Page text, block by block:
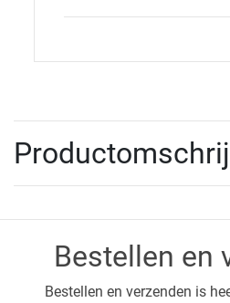
Bestellen en
Bestellen en verzenden is